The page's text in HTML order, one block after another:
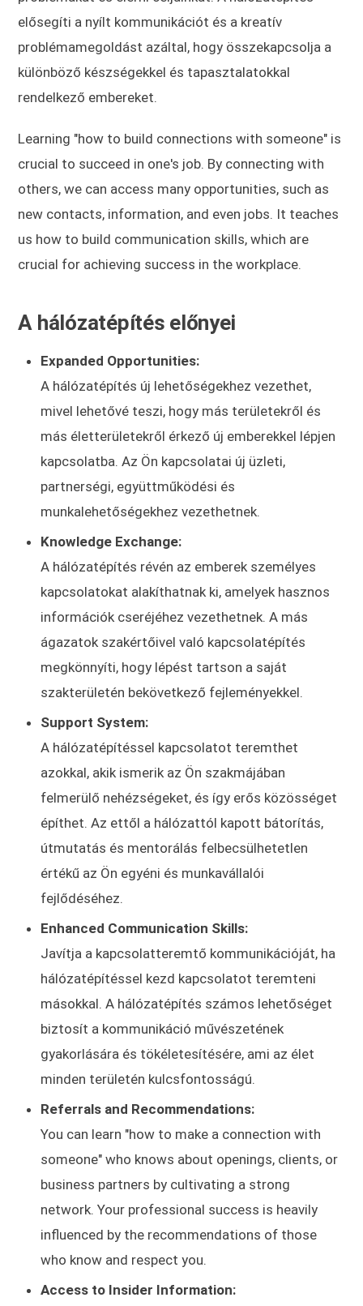
elősegíti a nyílt kommunikációt és a kreatív
problémamegoldást azáltal, hogy összekapcsolja a
különböző készségekkel és tapasztalatokkal
rendelkező embereket.
Learning "how to build connections with someone" is
crucial to succeed in one's job. By connecting with
others, we can access many opportunities, such as
new contacts, information, and even jobs. It teaches
us how to build communication skills, which are
crucial for achieving success in the workplace.
A hálózatépítés előnyei
Expanded Opportunities:
A hálózatépítés új lehetőségekhez vezethet,
mivel lehetővé teszi, hogy más területekről és
más életterületekről érkező új emberekkel lépjen
kapcsolatba. Az Ön kapcsolatai új üzleti,
partnerségi, együttműködési és
munkalehetőségekhez vezethetnek.
Knowledge Exchange:
A hálózatépítés révén az emberek személyes
kapcsolatokat alakíthatnak ki, amelyek hasznos
információk cseréjéhez vezethetnek. A más
ágazatok szakértőivel való kapcsolatépítés
megkönnyíti, hogy lépést tartson a saját
szakterületén bekövetkező fejleményekkel.
Support System:
A hálózatépítéssel kapcsolatot teremthet
azokkal, akik ismerik az Ön szakmájában
felmerülő nehézségeket, és így erős közösséget
építhet. Az ettől a hálózattól kapott bátorítás,
útmutatás és mentorálás felbecsülhetetlen
értékű az Ön egyéni és munkavállalói
fejlődéséhez.
Enhanced Communication Skills:
Javítja a kapcsolatteremtő kommunikációját, ha
hálózatépítéssel kezd kapcsolatot teremteni
másokkal. A hálózatépítés számos lehetőséget
biztosít a kommunikáció művészetének
gyakorlására és tökéletesítésére, ami az élet
minden területén kulcsfontosságú.
Referrals and Recommendations:
You can learn "how to make a connection with
someone" who knows about openings, clients, or
business partners by cultivating a strong
network. Your professional success is heavily
influenced by the recommendations of those
who know and respect you.
Access to Insider Information: